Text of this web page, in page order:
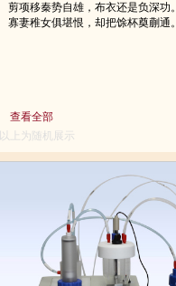
剪项移秦势自雄，布衣还是负深功。
寡妻稚女俱堪恨，却把馀杯奠蒯通。
查看全部
以上为随机展示